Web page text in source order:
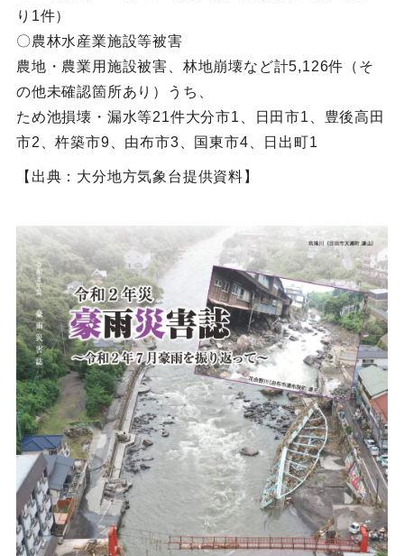
り1件）
〇農林水産業施設等被害
農地・農業用施設被害、林地崩壊など計5,126件（そ
の他未確認箇所あり）うち、
ため池損壊・漏水等21件大分市1、日田市1、豊後高田
市2、杵築市9、由布市3、国東市4、日出町1
【出典：大分地方気象台提供資料】